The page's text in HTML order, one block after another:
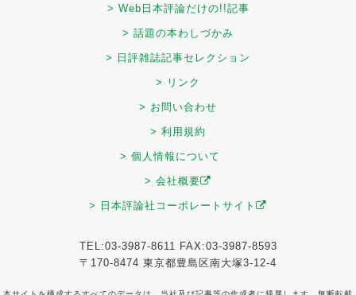
> Web日本評論だけの!!記事
> 話題の本わしづかみ
> 日評雑誌記事セレクション
> リンク
> お問い合わせ
> 利用規約
> 個人情報について
> 会社概要
> 日本評論社コーポレートサイト
TEL:03-3987-8611 FAX:03-3987-8593
〒170-8474 東京都豊島区南大塚3-12-4